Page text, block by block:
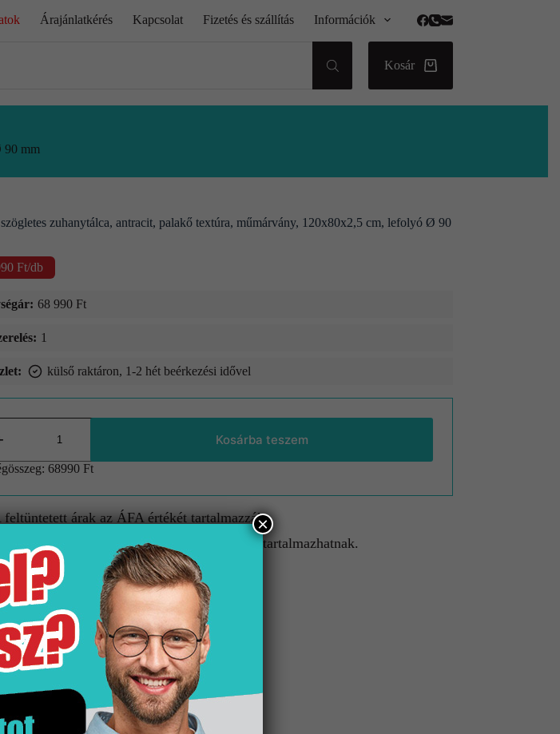
Árajánlatkérés Kapcsolat Fizetés és szállítás Információk
Kosár
90 mm
zuhanytálca, antracit, palakő textúra, műmárvány, 120x80x2,5 cm, lefolyó Ø 90
Ft/db
68 990 Ft
1
külső raktáron, 1-2 hét beérkezési idővel
Kosárba teszem
68990 Ft
feltüntetett árak az ÁFA értékét tartalmazzák.
A képek tájékoztató jellegűek és kiegészítőket tartalmazhatnak.
színek/minták a valóságban eltérhetnek.
Kiszerelés
1 db
×